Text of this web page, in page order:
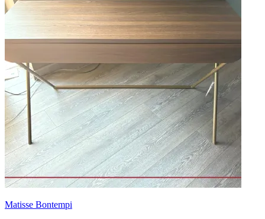
Matisse Bontempi